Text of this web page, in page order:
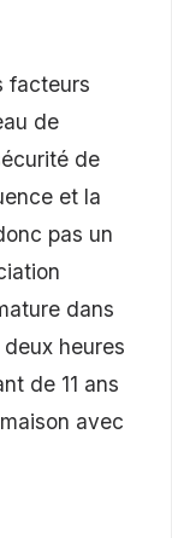
facteurs
de
de
et la
pas un
dans
heures
de 11 ans
avec